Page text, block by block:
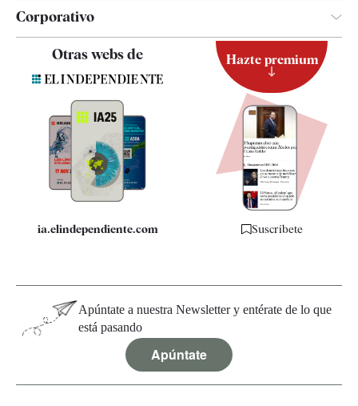
Corporativo
Contacto
Quiénes somos
Especificaciones
Otras webs de
ia.elindependiente.com
Hazte premium
Suscríbete
Apúntate a nuestra Newsletter y entérate de lo que
está pasando
Apúntate